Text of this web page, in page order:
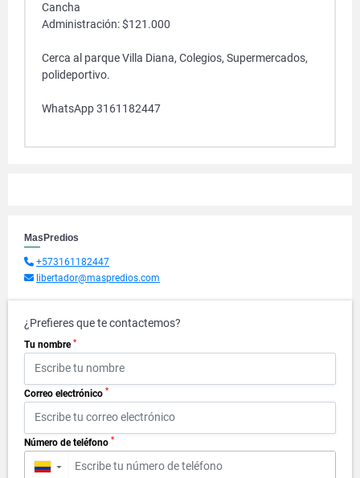
Cancha
Administración: $121.000
Cerca al parque Villa Diana, Colegios, Supermercados,
polideportivo.
WhatsApp 3161182447
MasPredios
+573161182447
libertador@maspredios.com
¿Prefieres que te contactemos?
Tu nombre *
Correo electrónico *
Número de teléfono *
▼